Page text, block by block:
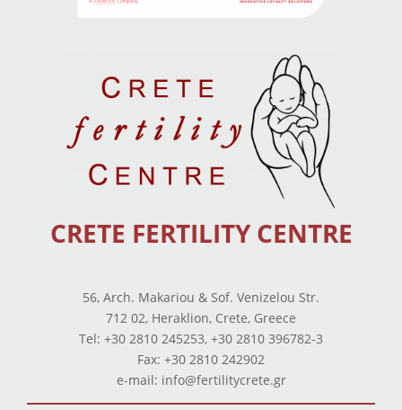
CRETE FERTILITY CENTRE
56, Arch. Makariou & Sof. Venizelou Str.
712 02, Heraklion, Crete, Greece
Tel: +30 2810 245253, +30 2810 396782-3
Fax: +30 2810 242902
e-mail: info@fertilitycrete.gr